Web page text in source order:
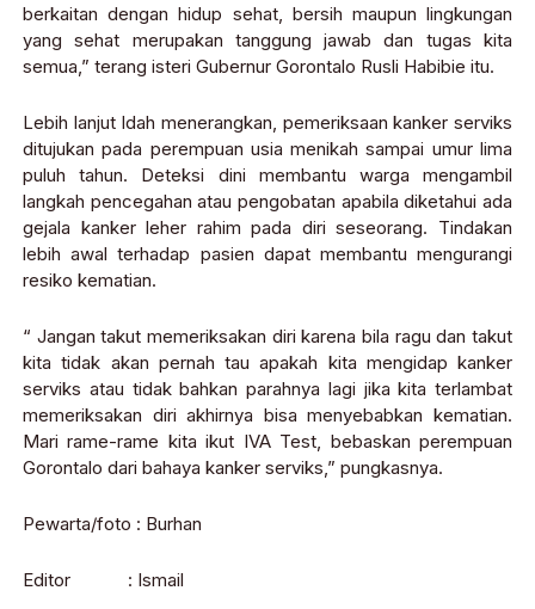
berkaitan dengan hidup sehat, bersih maupun lingkungan
yang sehat merupakan tanggung jawab dan tugas kita
semua,” terang isteri Gubernur Gorontalo Rusli Habibie itu.
Lebih lanjut Idah menerangkan, pemeriksaan kanker serviks
ditujukan pada perempuan usia menikah sampai umur lima
puluh tahun. Deteksi dini membantu warga mengambil
langkah pencegahan atau pengobatan apabila diketahui ada
gejala kanker leher rahim pada diri seseorang. Tindakan
lebih awal terhadap pasien dapat membantu mengurangi
resiko kematian.
“ Jangan takut memeriksakan diri karena bila ragu dan takut
kita tidak akan pernah tau apakah kita mengidap kanker
serviks atau tidak bahkan parahnya lagi jika kita terlambat
memeriksakan diri akhirnya bisa menyebabkan kematian.
Mari rame-rame kita ikut IVA Test, bebaskan perempuan
Gorontalo dari bahaya kanker serviks,” pungkasnya.
Pewarta/foto : Burhan
Editor : Ismail